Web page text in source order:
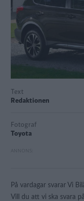
Text
Redaktionen
Fotograf
Toyota
På vardagar svarar Vi
Vill du att vi ska svara